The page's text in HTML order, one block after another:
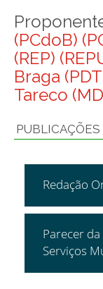
(PCdoB)
(REP)
Braga
Tareco
Redação
Parecer
Serviços